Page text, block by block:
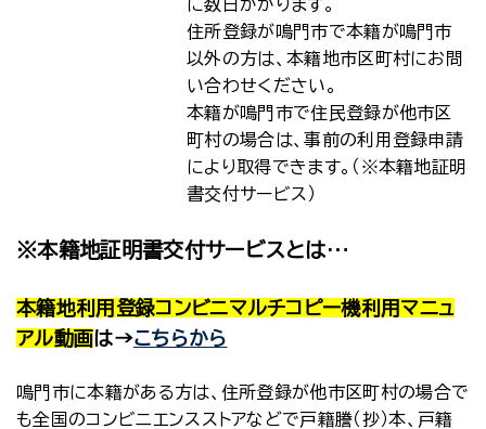
に数日かかります。
住所登録が鳴門市で本籍が鳴門市
以外の方は、本籍地市区町村にお問
い合わせください。
本籍が鳴門市で住民登録が他市区
町村の場合は、事前の利用登録申請
により取得できます。（※本籍地証明
書交付サービス）
※本籍地証明書交付サービスとは…
本籍地利用登録コンビニマルチコピー機利用マニュ
アル動画は→こちらから
鳴門市に本籍がある方は、住所登録が他市区町村の場合で
も全国のコンビニエンスストアなどで戸籍謄（抄）本、戸籍